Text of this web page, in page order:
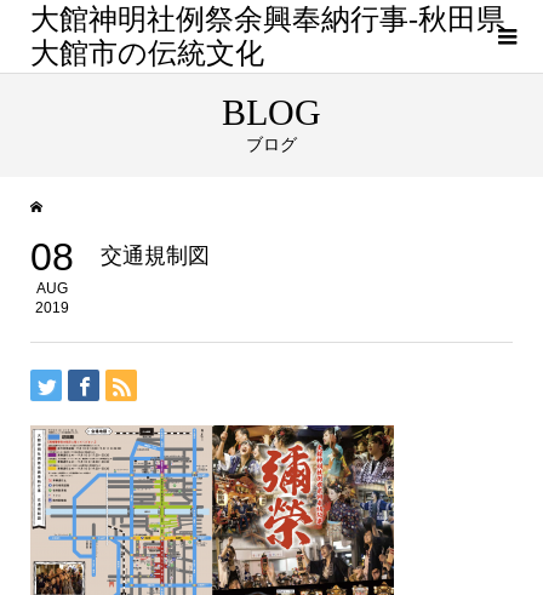
大館神明社例祭余興奉納行事-秋田県
大館市の伝統文化
BLOG
ブログ
08
AUG
2019
交通規制図